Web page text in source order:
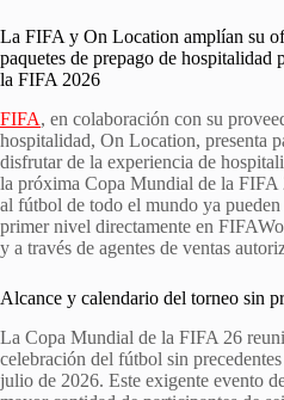
La FIFA y On Location amplían su
paquetes de prepago de hospitalidad
la FIFA 2026
FIFA, en colaboración con su
hospitalidad, On Location, presenta
disfrutar de la experiencia de
la próxima Copa Mundial de la
al fútbol de todo el mundo ya
primer nivel directamente en
y a través de agentes de ventas
Alcance y calendario del torneo sin
La Copa Mundial de la FIFA 26
celebración del fútbol sin
julio de 2026. Este exigente evento